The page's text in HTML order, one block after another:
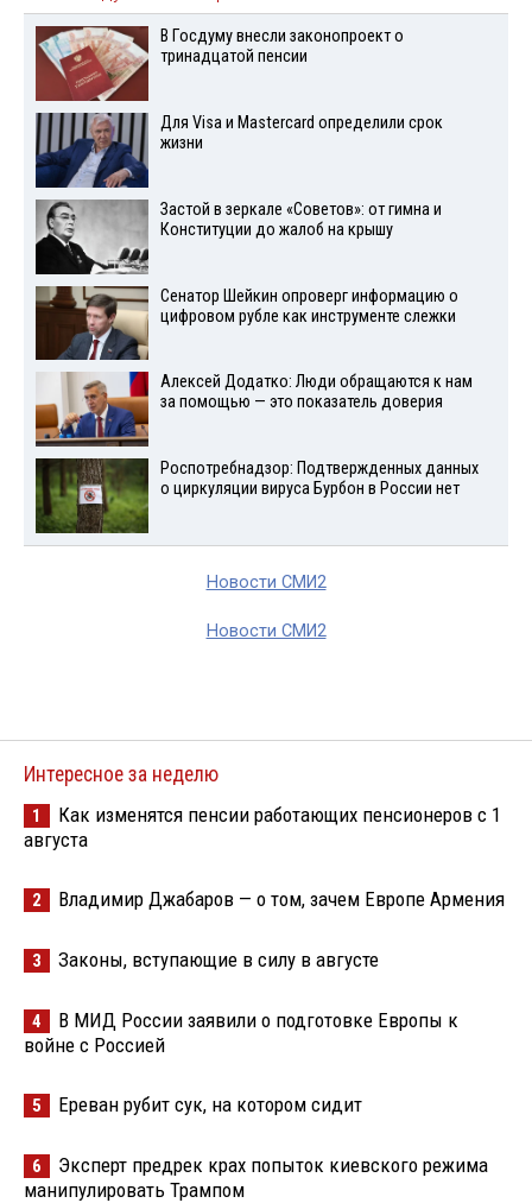
В Госдуму внесли законопроект о
тринадцатой пенсии
Для Visа и Mastercard определили срок
жизни
Застой в зеркале «Советов»: от гимна и
Конституции до жалоб на крышу
Сенатор Шейкин опроверг информацию о
цифровом рубле как инструменте слежки
Алексей Додатко: Люди обращаются к нам
за помощью — это показатель доверия
Роспотребнадзор: Подтвержденных данных
о циркуляции вируса Бурбон в России нет
Новости СМИ2
Новости СМИ2
Интересное за неделю
1
Как изменятся пенсии работающих пенсионеров с 1
августа
2 Владимир Джабаров — о том, зачем Европе Армения
3 Законы, вступающие в силу в августе
4
В МИД России заявили о подготовке Европы к
войне с Россией
5 Ереван рубит сук, на котором сидит
6
Эксперт предрек крах попыток киевского режима
манипулировать Трампом